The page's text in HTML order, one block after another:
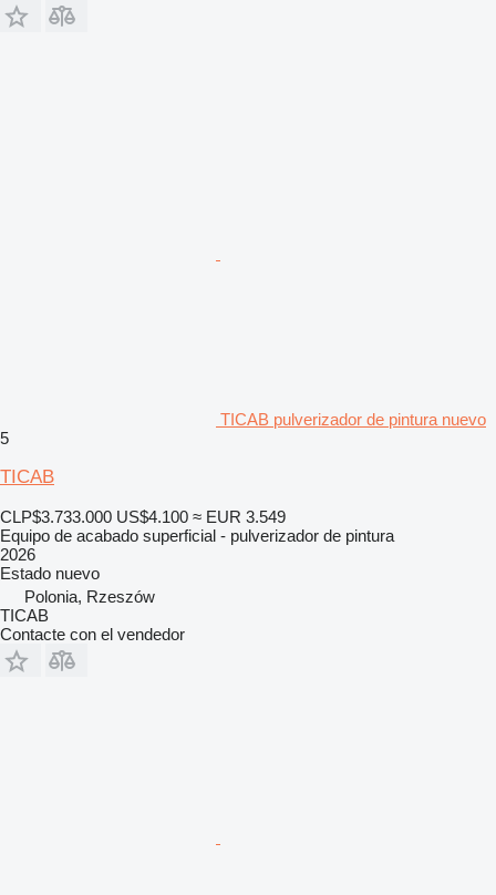
TICAB pulverizador de pintura nuevo
5
TICAB
CLP$3.733.000 US$4.100 ≈ EUR 3.549
Equipo de acabado superficial - pulverizador de pintura
2026
Estado nuevo
Polonia, Rzeszów
TICAB
Contacte con el vendedor